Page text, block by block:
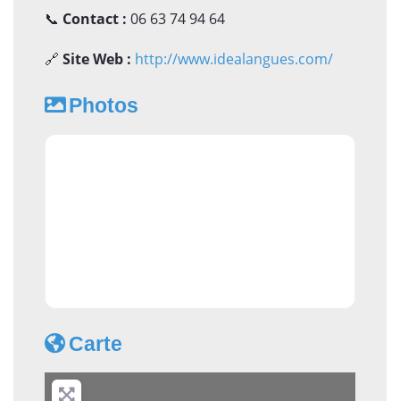
📞 Contact : 06 63 74 94 64
🔗 Site Web : http://www.idealangues.com/
Photos
Carte